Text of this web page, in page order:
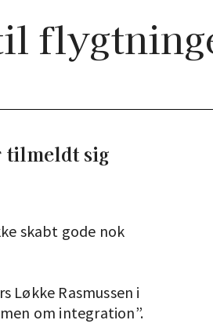
tilmeldt sig
skabt gode nok
Løkke Rasmussen i
om integration”.